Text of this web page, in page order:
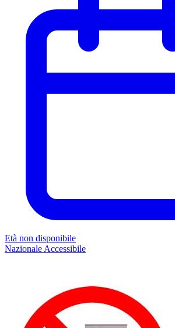
Età non disponibile
Nazionale Accessibile